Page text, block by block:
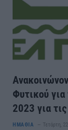
Φυτικού
2023 για
ΗΜΑΘΙΑ Τετάρτη,